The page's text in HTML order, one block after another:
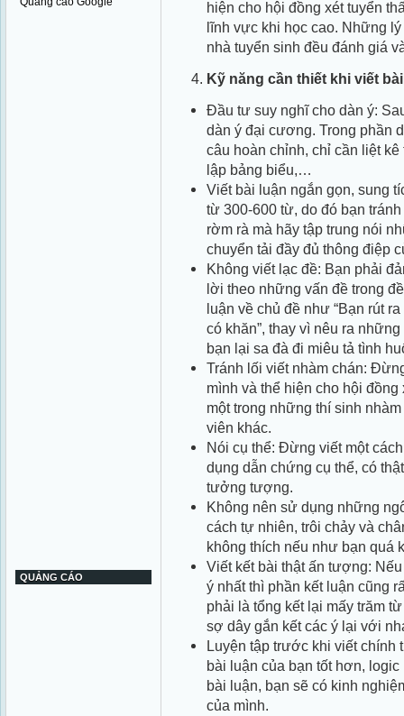
QUẢNG CÁO
hiện cho hội đồng xét tuyển
lĩnh vực khi học cao. Những
nhà tuyển sinh đều đánh giá
Kỹ năng cần thiết khi viết
Đầu tư suy nghĩ cho dàn ý:
dàn ý đại cương. Trong phần
câu hoàn chỉnh, chỉ cần liệt
lập bảng biểu,…
Viết bài luận ngắn gọn, sung
từ 300-600 từ, do đó bạn
rờm rà mà hãy tập trung nói
chuyển tải đầy đủ thông điệp
Không viết lạc đề: Bạn phải
lời theo những vấn đề trong
luận về chủ đề như “Bạn rút
có khăn”, thay vì nêu ra
bạn lại sa đà đi miêu tả tình
Tránh lối viết nhàm chán:
mình và thể hiện cho hội
một trong những thí sinh
viên khác.
Nói cụ thể: Đừng viết một
dụng dẫn chứng cụ thể, có
tưởng tượng.
Không nên sử dụng những
cách tự nhiên, trôi chảy và
không thích nếu như bạn quá
Viết kết bài thật ấn tượng:
ý nhất thì phần kết luận cũng
phải là tổng kết lại mấy trăm
sợ dây gắn kết các ý lại với
Luyện tập trước khi viết chính
bài luận của bạn tốt hơn,
bài luận, bạn sẽ có kinh
của mình.